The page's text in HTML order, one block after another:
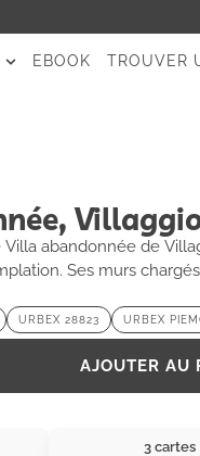
EBOOK TROUVER
abandonnée de
Ses murs
URBEX 28823 URBEX
AJOUTER AU
3 cartes